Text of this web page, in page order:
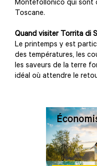
Montefollonico qui sont
Toscane.
Quand visiter Torrita di
Le printemps y est
des températures, les
les saveurs de la terre
idéal où attendre le